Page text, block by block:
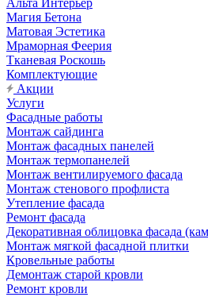
Альта Интерьер
Магия Бетона
Матовая Эстетика
Мраморная Феерия
Тканевая Роскошь
Комплектующие
Акции
Услуги
Фасадные работы
Монтаж сайдинга
Монтаж фасадных панелей
Монтаж термопанелей
Монтаж вентилируемого фасада
Монтаж стенового профлиста
Утепление фасада
Ремонт фасада
Декоративная облицовка фасада
Монтаж мягкой фасадной плитки
Кровельные работы
Демонтаж старой кровли
Ремонт кровли